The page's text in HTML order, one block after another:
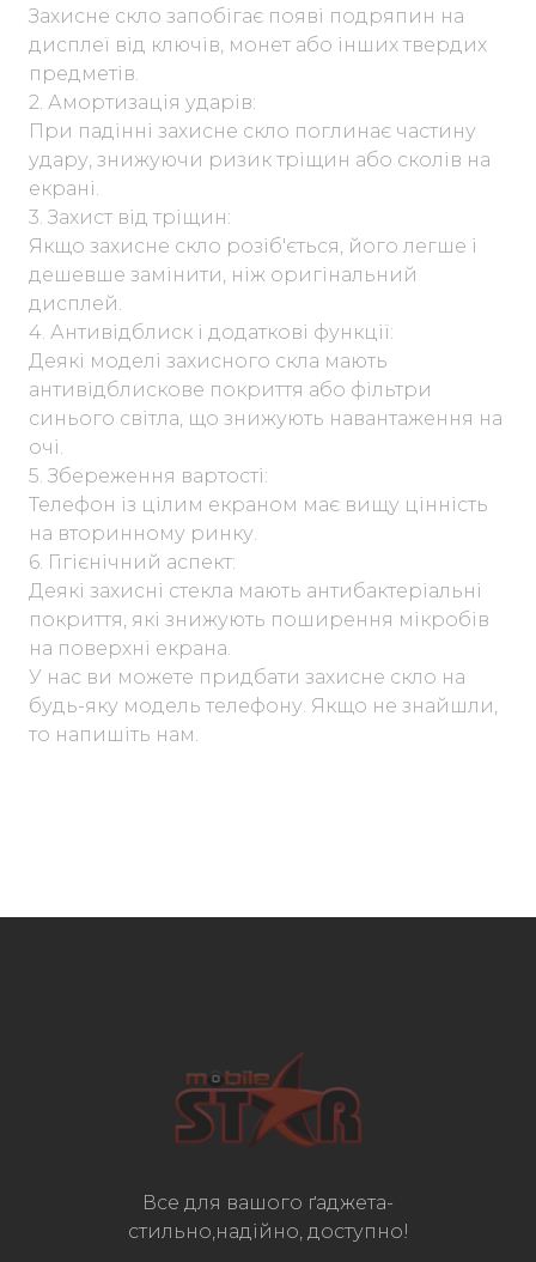
Захисне скло запобігає появі подряпин на
дисплеї від ключів, монет або інших твердих
предметів.
2. Амортизація ударів:
При падінні захисне скло поглинає частину
удару, знижуючи ризик тріщин або сколів на
екрані.
3. Захист від тріщин:
Якщо захисне скло розіб'ється, його легше і
дешевше замінити, ніж оригінальний
дисплей.
4. Антивідблиск і додаткові функції:
Деякі моделі захисного скла мають
антивідблискове покриття або фільтри
синього світла, що знижують навантаження на
очі.
5. Збереження вартості:
Телефон із цілим екраном має вищу цінність
на вторинному ринку.
6. Гігієнічний аспект:
Деякі захисні стекла мають антибактеріальні
покриття, які знижують поширення мікробів
на поверхні екрана.
У нас ви можете придбати захисне скло на
будь-яку модель телефону. Якщо не знайшли,
то напишіть нам.
Все для вашого ґаджета-
стильно,надійно, доступно!